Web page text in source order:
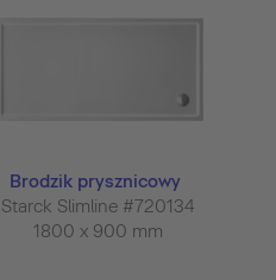
Brodzik prysznicowy
Starck Slimline #720134
1800 x 900 mm